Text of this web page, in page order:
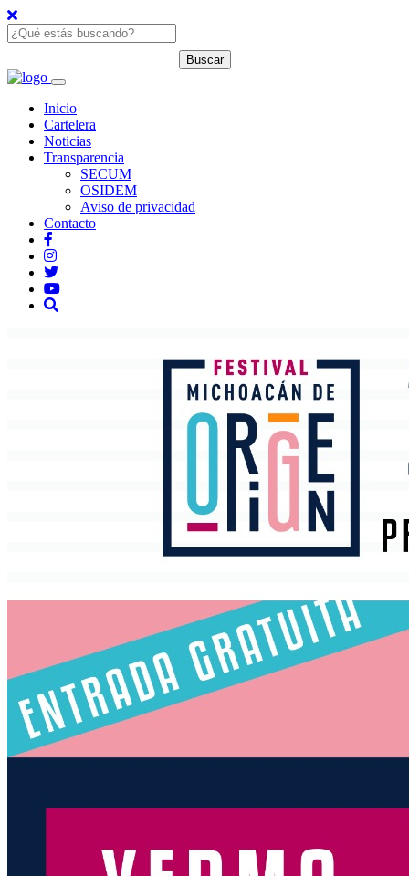
Inicio
Cartelera
Noticias
Transparencia
SECUM
OSIDEM
Aviso de privacidad
Contacto